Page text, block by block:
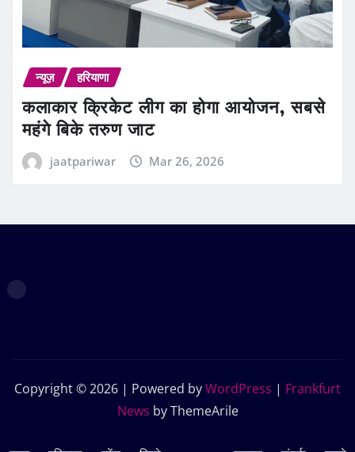
न्यूज़ हरियाणा
कलाकार क्रिकेट लीग का होगा आयोजन, सबसे
महंगे बिके तरुण जाट
jaatpariwar Mar 26, 2026
Copyright © 2026 | Powered byWordPress | Frankfurt
News by ThemeArile